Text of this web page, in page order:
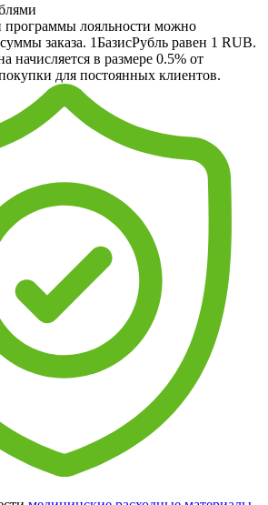
лояльности можно
заказа. 1БазисРубль равен 1 RUB.
начисляется в размере 0.5% от
для постоянных клиентов.